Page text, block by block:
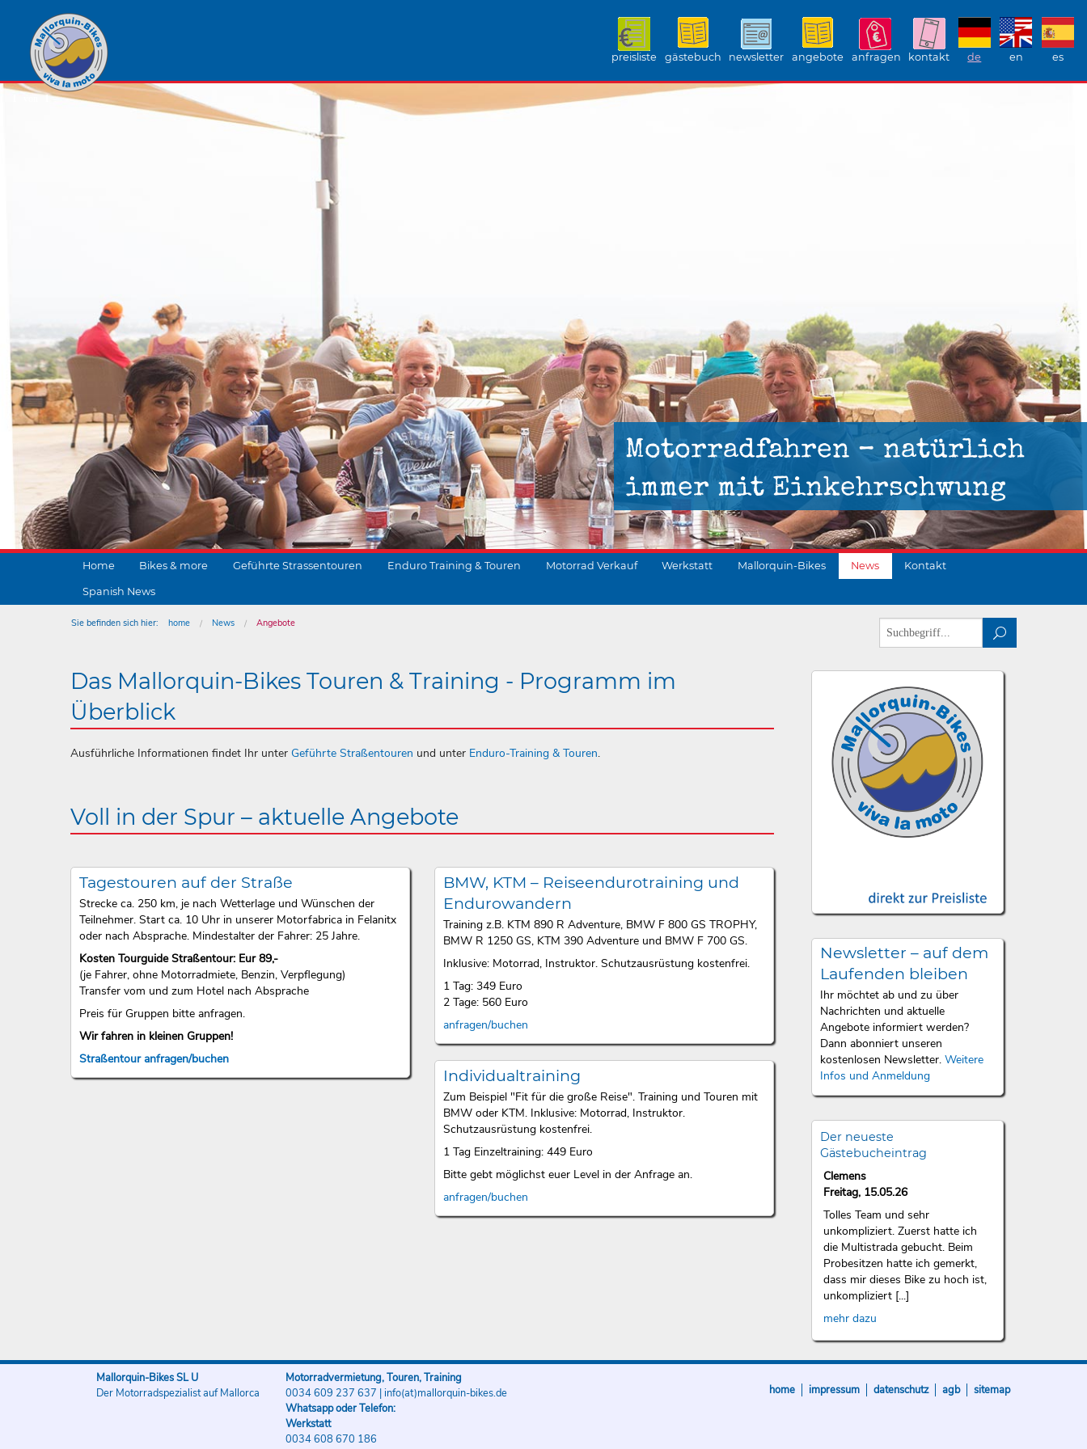
preisliste gästebuch newsletter angebote anfragen kontakt de en es
Motorradfahren – natürlich
immer mit Einkehrschwung
1
Home Bikes & more Geführte Strassentouren Enduro Training & Touren Motorrad Verkauf Werkstatt Mallorquin-Bikes News Kontakt
Spanish News
Sie befinden sich hier: home News
Angebote
Newsletter – auf dem
Laufenden bleiben
Ihr möchtet ab und zu über
Nachrichten und aktuelle
Angebote informiert werden?
Dann abonniert unseren
kostenlosen Newsletter. Weitere
Infos und Anmeldung
Der neueste
Gästebucheintrag
Clemens
Freitag, 15.05.26
Tolles Team und sehr
unkompliziert. Zuerst hatte ich
die Multistrada gebucht. Beim
Probesitzen hatte ich gemerkt,
dass mir dieses Bike zu hoch ist,
unkompliziert [...]
mehr dazu
Das Mallorquin-Bikes Touren & Training - Programm im
Überblick
Ausführliche Informationen findet Ihr unter Geführte Straßentouren und unter Enduro-Training & Touren.
Voll in der Spur – aktuelle Angebote
Tagestouren auf der Straße
Strecke ca. 250 km, je nach Wetterlage und Wünschen der
Teilnehmer. Start ca. 10 Uhr in unserer Motorfabrica in Felanitx
oder nach Absprache. Mindestalter der Fahrer: 25 Jahre.
Kosten Tourguide Straßentour: Eur 89,-
(je Fahrer, ohne Motorradmiete, Benzin, Verpflegung)
Transfer vom und zum Hotel nach Absprache
Preis für Gruppen bitte anfragen.
Wir fahren in kleinen Gruppen!
Straßentour anfragen/buchen
BMW, KTM – Reiseendurotraining und
Endurowandern
Training z.B. KTM 890 R Adventure, BMW F 800 GS TROPHY,
BMW R 1250 GS, KTM 390 Adventure und BMW F 700 GS.
Inklusive: Motorrad, Instruktor. Schutzausrüstung kostenfrei.
1 Tag: 349 Euro
2 Tage: 560 Euro
anfragen/buchen
Individualtraining
Zum Beispiel "Fit für die große Reise". Training und Touren mit
BMW oder KTM. Inklusive: Motorrad, Instruktor.
Schutzausrüstung kostenfrei.
1 Tag Einzeltraining: 449 Euro
Bitte gebt möglichst euer Level in der Anfrage an.
anfragen/buchen
Mallorquin-Bikes SL U
Der Motorradspezialist auf Mallorca
Motorradvermietung, Touren, Training
0034 609 237 637 |info(at)mallorquin-bikes.de
Whatsapp oder Telefon:
Werkstatt
0034 608 670 186
home impressum datenschutz agb sitemap